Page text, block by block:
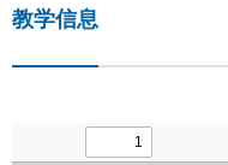
教学信息